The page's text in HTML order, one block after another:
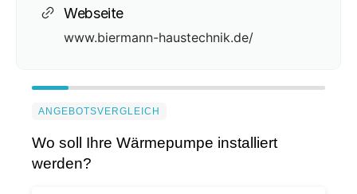
Webseite
www.biermann-haustechnik.de/
ANGEBOTSVERGLEICH
Wo soll Ihre Wärmepumpe installiert
werden?